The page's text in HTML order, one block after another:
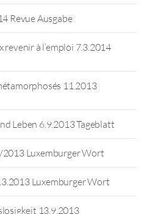
Revue Ausgabe
revenir à l’emploi 7.3.2014
11.2013
Leben 6.9.2013 Tageblatt
2013 Luxemburger Wort
Luxemburger Wort
13.9.2013